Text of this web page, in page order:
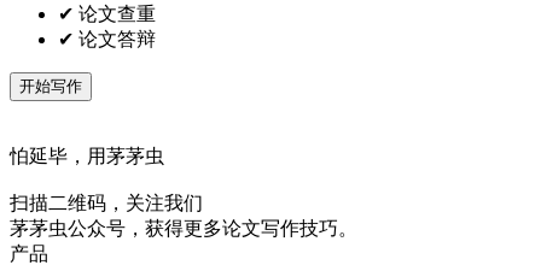
✔ 论文查重
✔ 论文答辩
开始写作
怕延毕，用茅茅虫
扫描二维码，关注我们
茅茅虫公众号，获得更多论文写作技巧。
产品